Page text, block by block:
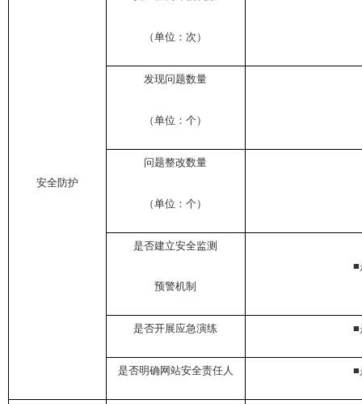
安全防护
（单位：次）
发现问题数量
（单位：个）
问题整改数量
（单位：个）
是否建立安全监测
预警机制
■
是否开展应急演练 ■
是否明确网站安全责任人 ■